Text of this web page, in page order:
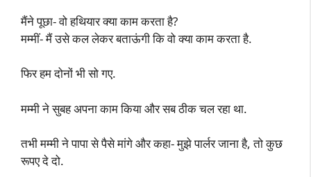
मैंने पूछा- वो हथियार क्या काम करता है?
मम्मीं- मैं उसे कल लेकर बताऊंगी कि वो क्या काम करता है.
फिर हम दोनों भी सो गए.
मम्मी ने सुबह अपना काम किया और सब ठीक चल रहा था.
तभी मम्मी ने पापा से पैसे मांगे और कहा- मुझे पार्लर जाना है, तो कुछ
रूपए दे दो.